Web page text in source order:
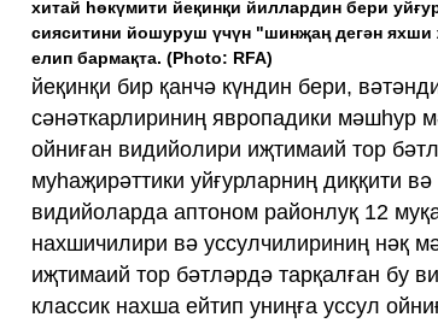
хитай һөкүмити йеқинқи йиллардин бери
сияситини йошуруш үчүн "шинҗаң дегән
елип бармақта. (Photo: RFA)
йеқинқи бир қанчә күндин бери,
сәнәткарлириниң явропадики мәшһур
ойниған видийолири иҗтимаий тор
муһаҗирәттики уйғурларниң диққити
видийоларда аптоном районлуқ 12
нахшичилири вә уссулчилириниң нәқ
иҗтимаий тор бәтләрдә тарқалған бу
классик нахша ейтип униңға уссул